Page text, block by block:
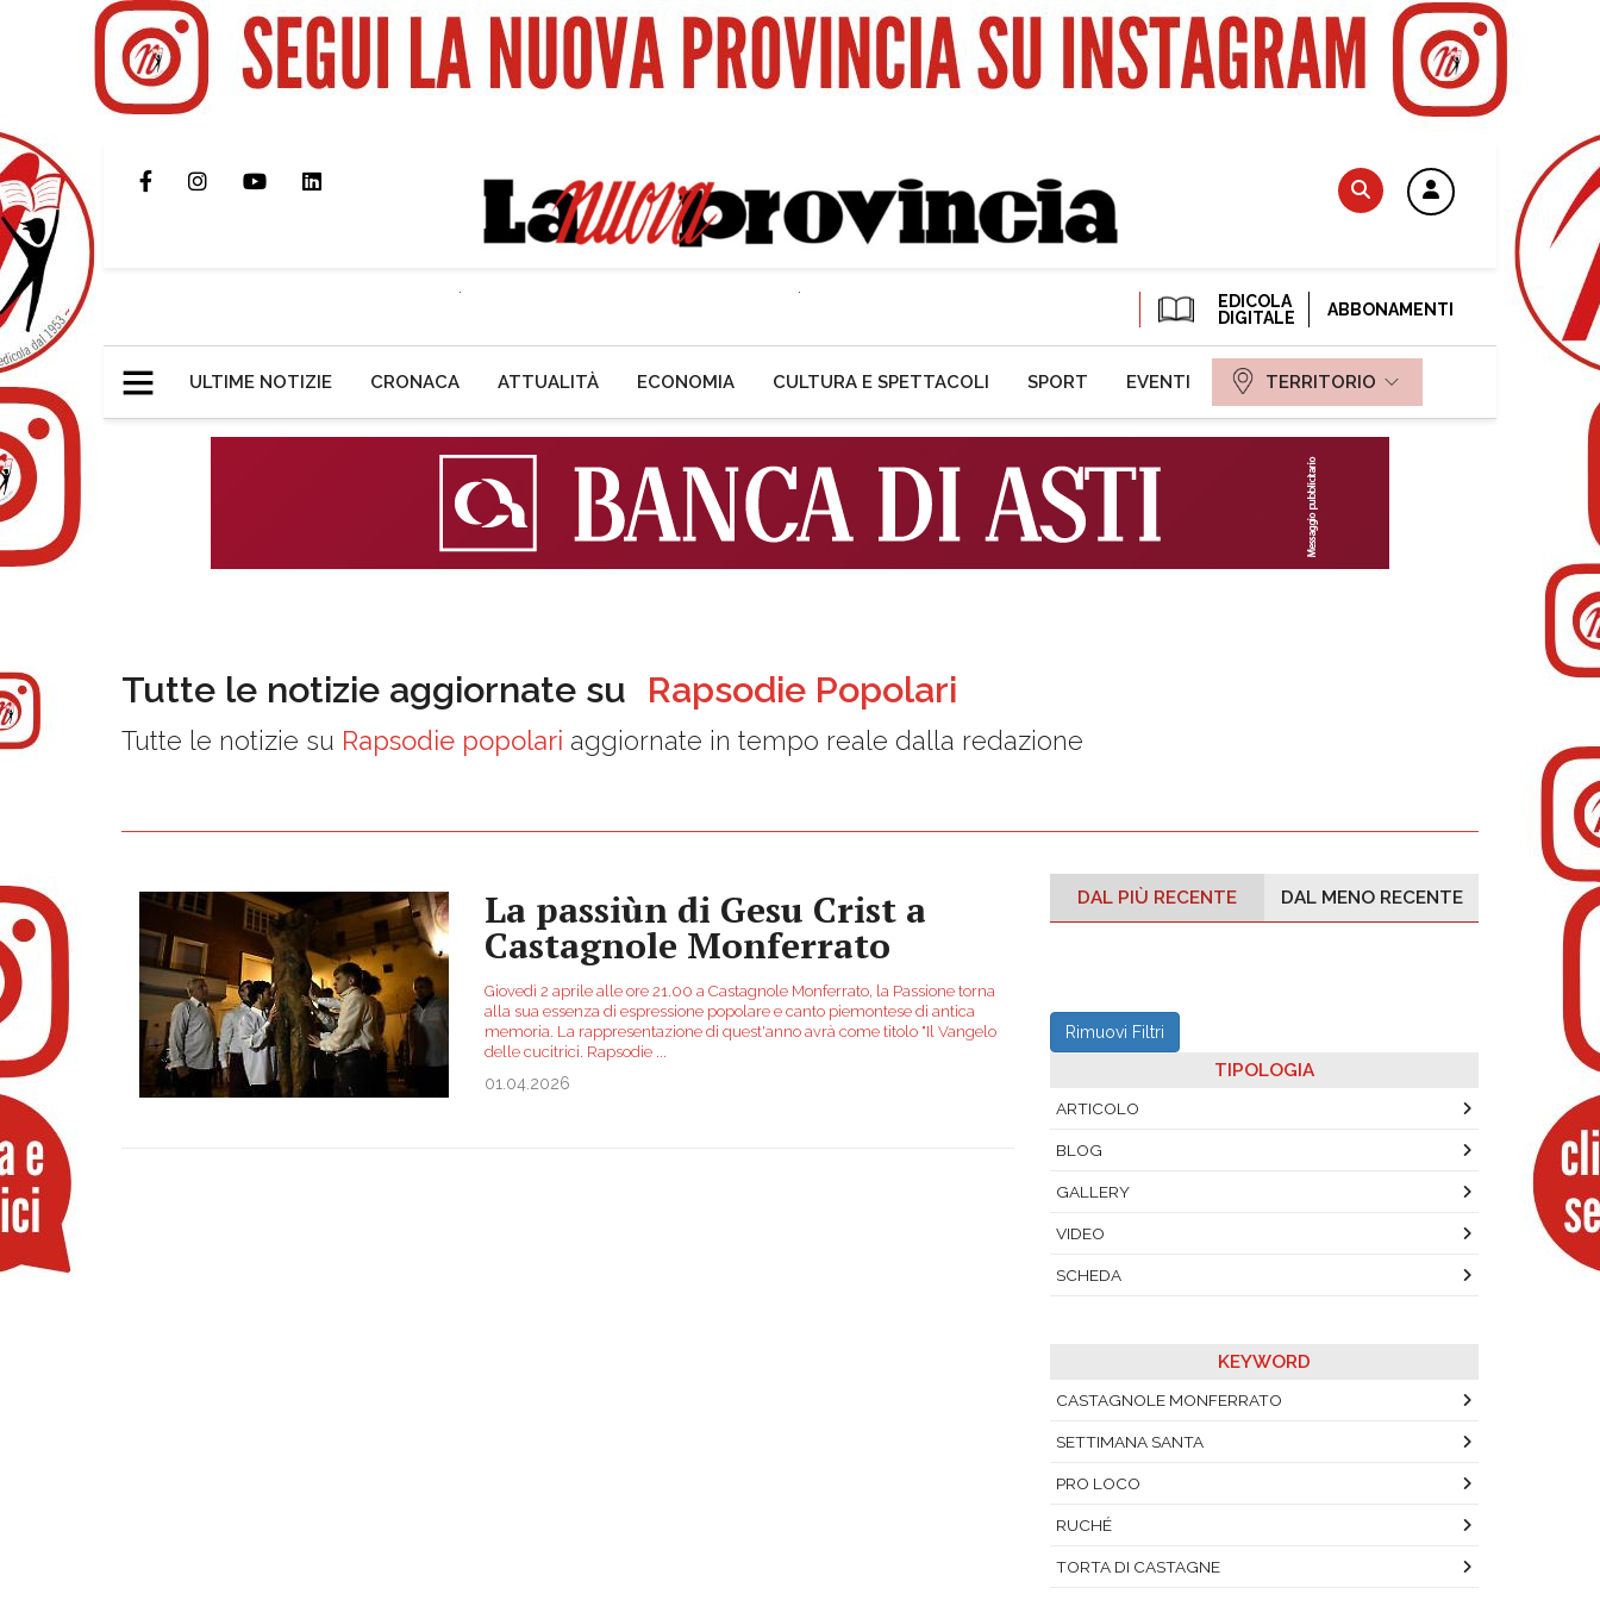
EDICOLA
DIGITALE
ABBONAMENTI
ULTIME NOTIZIE CRONACA ATTUALITÀ ECONOMIA CULTURA E SPETTACOLI SPORT EVENTI TERRITORIO
Tutte le notizie aggiornate su Rapsodie Popolari
Tutte le notizie su Rapsodie popolari aggiornate in tempo reale dalla redazione
La passiùn di Gesu Crist a
Castagnole Monferrato
Giovedì 2 aprile alle ore 21.00 a Castagnole Monferrato, la Passione torna
alla sua essenza di espressione popolare e canto piemontese di antica
memoria. La rappresentazione di quest'anno avrà come titolo "Il Vangelo
delle cucitrici. Rapsodie
01.04.2026
DAL PIÙ RECENTE DAL MENO RECENTE
Rimuovi Filtri
TIPOLOGIA
ARTICOLO
BLOG
GALLERY
VIDEO
SCHEDA
KEYWORD
CASTAGNOLE MONFERRATO
SETTIMANA SANTA
PRO LOCO
RUCHÉ
TORTA DI CASTAGNE